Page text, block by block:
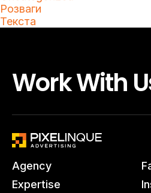
Розваги
Текста
Work With
Agency
Expertise